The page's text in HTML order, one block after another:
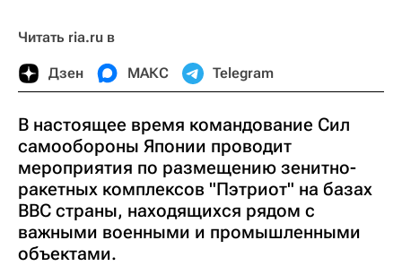
Читать ria.ru в
Дзен МАКС Telegram
В настоящее время командование Сил
самообороны Японии проводит
мероприятия по размещению зенитно-
ракетных комплексов "Пэтриот" на базах
ВВС страны, находящихся рядом с
важными военными и промышленными
объектами.